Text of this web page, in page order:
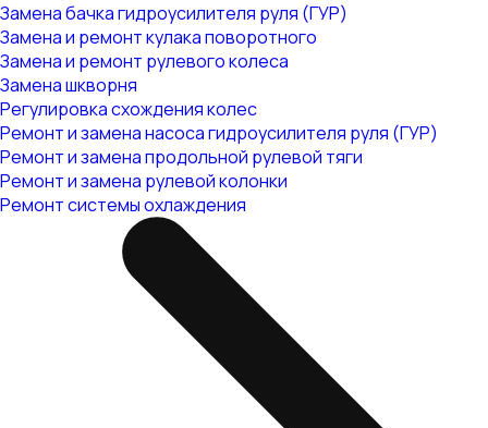
Замена бачка гидроусилителя руля (ГУР)
Замена и ремонт кулака поворотного
Замена и ремонт рулевого колеса
Замена шкворня
Регулировка схождения колес
Ремонт и замена насоса гидроусилителя руля (ГУР)
Ремонт и замена продольной рулевой тяги
Ремонт и замена рулевой колонки
Ремонт системы охлаждения